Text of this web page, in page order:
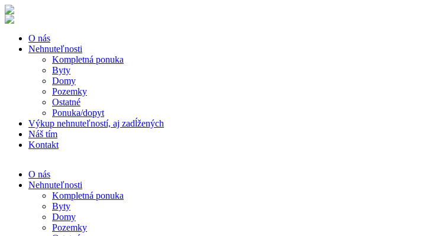
O nás
Nehnuteľnosti
Kompletná ponuka
Byty
Domy
Pozemky
Ostatné
Ponuka/dopyt
Výkup nehnuteľností, aj zadĺžených
Náš tím
Kontakt
O nás
Nehnuteľnosti
Kompletná ponuka
Byty
Domy
Pozemky